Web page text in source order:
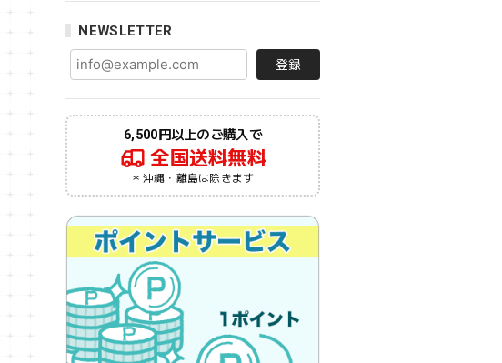
NEWSLETTER
登録
6,500円以上のご購入で
全国送料無料
＊沖縄・離島は除きます